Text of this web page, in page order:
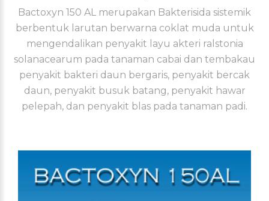
Bactoxyn 150 AL merupakan Bakterisida sistemik
berbentuk larutan berwarna coklat muda untuk
mengendalikan penyakit layu akteri ralstonia
solanacearum pada tanaman cabai dan tembakau
penyakit bakteri daun bergaris, penyakit bercak
daun, penyakit busuk batang, penyakit hawar
pelepah, dan penyakit blas pada tanaman padi.